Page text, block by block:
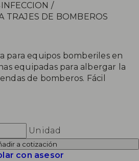
/
TRAJES DE BOMBEROS
para equipos bomberiles en
equipadas para albergar la
de bomberos. Fácil
Unidad
a cotización
con asesor